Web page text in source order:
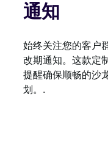
通知
始终关注您的客户
改期通知。这款定
提醒确保顺畅的沙
划。.